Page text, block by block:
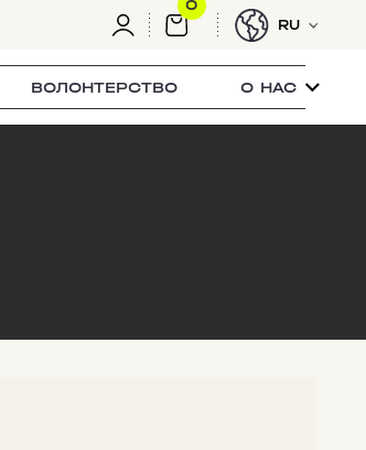
0
RU
ВОЛОНТЕРСТВО О НАС